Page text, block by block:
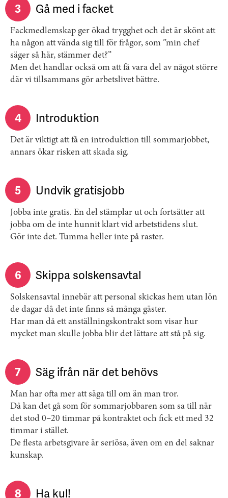
3 Gå med i facket
Fackmedlemskap ger ökad trygghet och det är skönt att
ha någon att vända sig till för frågor, som ”min chef
säger så här, stämmer det?”
Men det handlar också om att få vara del av något större
där vi tillsammans gör arbetslivet bättre.
4 Introduktion
Det är viktigt att få en introduktion till sommarjobbet,
annars ökar risken att skada sig.
5 Undvik gratisjobb
Jobba inte gratis. En del stämplar ut och fortsätter att
jobba om de inte hunnit klart vid arbetstidens slut.
Gör inte det. Tumma heller inte på raster.
6 Skippa solskensavtal
Solskensavtal innebär att personal skickas hem utan lön
de dagar då det inte finns så många gäster.
Har man då ett anställningskontrakt som visar hur
mycket man skulle jobba blir det lättare att stå på sig.
7 Säg ifrån när det behövs
Man har ofta mer att säga till om än man tror.
Då kan det gå som för sommarjobbaren som sa till när
det stod 0–20 timmar på kontraktet och fick ett med 32
timmar i stället.
De flesta arbetsgivare är seriösa, även om en del saknar
kunskap.
8 Ha kul!